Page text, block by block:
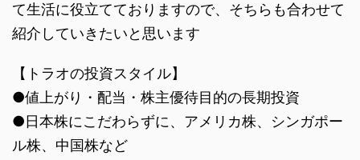
て生活に役立てておりますので、そちらも合わせて
紹介していきたいと思います
【トラオの投資スタイル】
●値上がり・配当・株主優待目的の長期投資
●日本株にこだわらずに、アメリカ株、シンガポー
ル株、中国株など